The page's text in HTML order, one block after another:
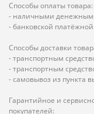
Способы оплаты товара:
- наличными
- банковской
Способы доставки
- транспортным
- транспортным
- самовывоз из пункта
Гарантийное и
покупателей: